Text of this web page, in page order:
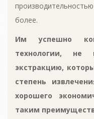
более.
Им успешно
технологии, не
экстракцию,
степень
хорошего
таким